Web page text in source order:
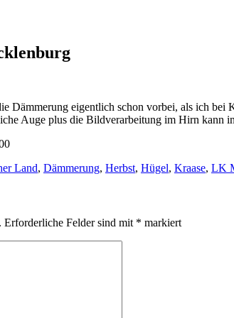
Dämmerung eigentlich schon vorbei, als ich
Auge plus die Bildverarbeitung im Hirn kann
Land, Dämmerung, Herbst, Hügel, Kraase, LK
Erforderliche Felder sind mit * markiert